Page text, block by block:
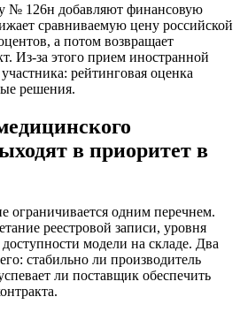
№ 126н добавляют финансовую
сравниваемую цену российской
а потом возвращает
Из-за этого прием иностранной
участника: рейтинговая оценка
решения.
в приоритет в
ограничивается одним перечнем.
реестровой записи, уровня
модели на складе. Два
стабильно ли производитель
ли поставщик обеспечить